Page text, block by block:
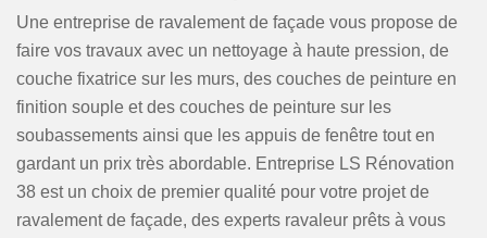
Une entreprise de ravalement de façade vous propose de
faire vos travaux avec un nettoyage à haute pression, de
couche fixatrice sur les murs, des couches de peinture en
finition souple et des couches de peinture sur les
soubassements ainsi que les appuis de fenêtre tout en
gardant un prix très abordable. Entreprise LS Rénovation
38 est un choix de premier qualité pour votre projet de
ravalement de façade, des experts ravaleur prêts à vous